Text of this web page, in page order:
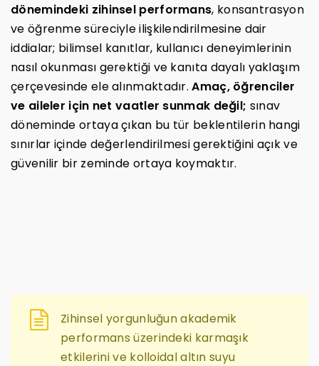
dönemindeki zihinsel performans, konsantrasyon
ve öğrenme süreciyle ilişkilendirilmesine dair
iddialar; bilimsel kanıtlar, kullanıcı deneyimlerinin
nasıl okunması gerektiği ve kanıta dayalı yaklaşım
çerçevesinde ele alınmaktadır.Amaç, öğrenciler
ve aileler için net vaatler sunmak değil; sınav
döneminde ortaya çıkan bu tür beklentilerin hangi
sınırlar içinde değerlendirilmesi gerektiğini açık ve
güvenilir bir zeminde ortaya koymaktır.
Zihinsel yorgunluğun akademik
performans üzerindeki karmaşık
etkilerini ve kolloidal altın suyu